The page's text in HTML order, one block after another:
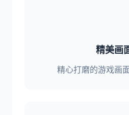
精美画
精心打磨的游戏画